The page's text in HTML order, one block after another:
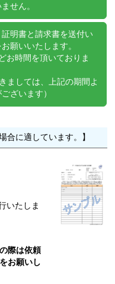
せん。
明書と請求書を送付い
願いいたします。
お時間を頂いておりま
ましては、上記の期間よ
ざいます）
合に適しています。】
いたしま
際は依頼
お願いし